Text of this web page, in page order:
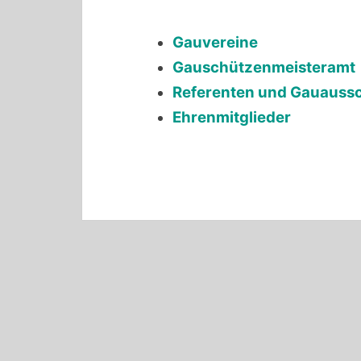
Gauvereine
Gauschützenmeisteramt
Referenten und
Ehrenmitglieder